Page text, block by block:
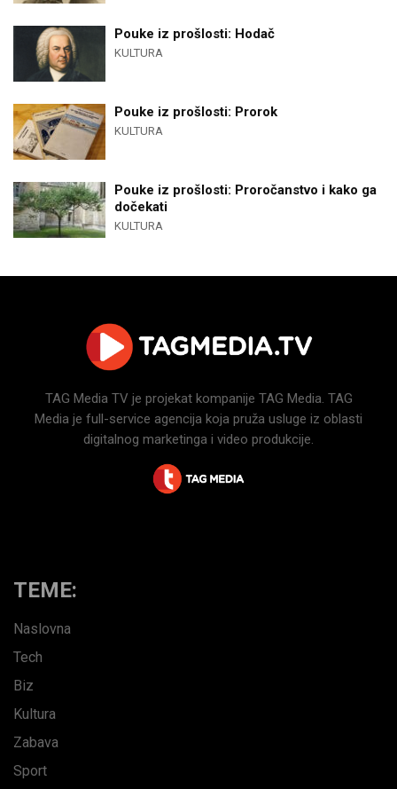
Pouke iz prošlosti: Hodač
KULTURA
Pouke iz prošlosti: Prorok
KULTURA
Pouke iz prošlosti: Proročanstvo i kako ga
dočekati
KULTURA
TAG Media TV je projekat kompanije TAG Media. TAG
Media je full-service agencija koja pruža usluge iz oblasti
digitalnog marketinga i video produkcije.
TEME:
Naslovna
Tech
Biz
Kultura
Zabava
Sport